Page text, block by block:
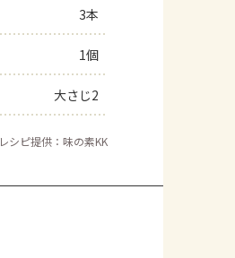
3本
1個
大さじ2
レシピ提供：味の素KK